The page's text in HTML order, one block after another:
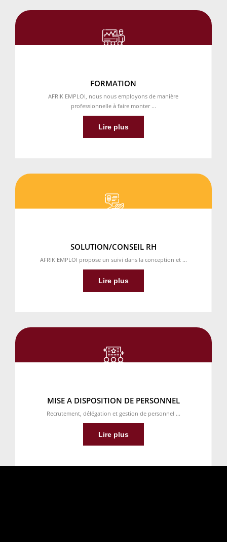
FORMATION
AFRIK EMPLOI, nous nous employons de manière
professionnelle à faire monter ...
Lire plus
SOLUTION/CONSEIL RH
AFRIK EMPLOI propose un suivi dans la conception et ...
Lire plus
MISE A DISPOSITION DE PERSONNEL
Recrutement, délégation et gestion de personnel ...
Lire plus